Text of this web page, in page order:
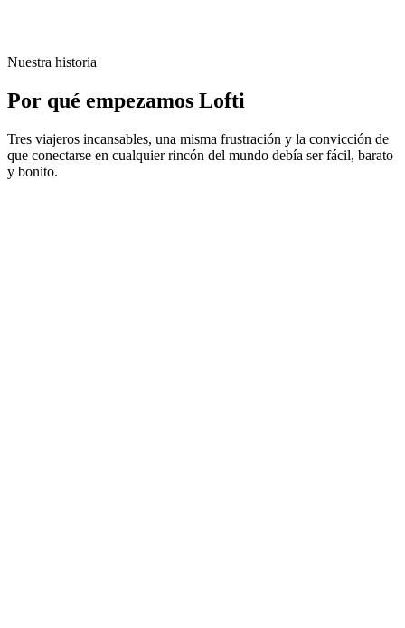
Nuestra historia
Por qué empezamos Lofti
Tres viajeros incansables, una misma frustración y la convicción de
que conectarse en cualquier rincón del mundo debía ser fácil, barato
y bonito.